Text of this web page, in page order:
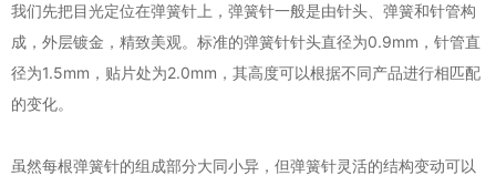
我们先把目光定位在弹簧针上，弹簧针一般是由针头、弹簧和针管构
成，外层镀金，精致美观。标准的弹簧针针头直径为0.9mm，针管直
径为1.5mm，贴片处为2.0mm，其高度可以根据不同产品进行相匹配
的变化。
虽然每根弹簧针的组成部分大同小异，但弹簧针灵活的结构变动可以